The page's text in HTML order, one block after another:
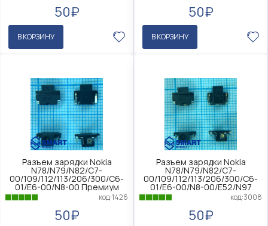
50₽
В КОРЗИНУ
50₽
В КОРЗИНУ
Разъем зарядки Nokia
N78/N79/N82/C7-
00/109/112/113/206/300/C6-
01/E6-00/N8-00 Премиум
код:1426
50₽
Разъем зарядки Nokia
N78/N79/N82/C7-
00/109/112/113/206/300/C6-
01/E6-00/N8-00/E52/N97
код:3008
50₽